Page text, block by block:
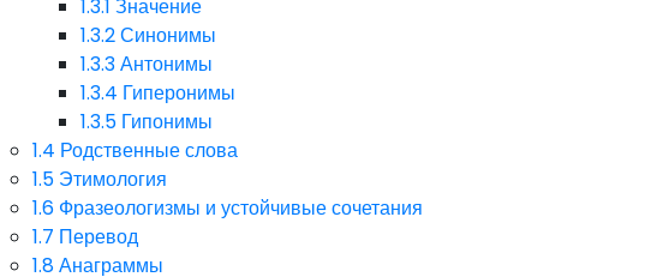
1.3.1 Значение
1.3.2Синонимы
1.3.3Антонимы
1.3.4 Гиперонимы
1.3.5 Гипонимы
1.4 Родственные слова
1.5 Этимология
1.6 Фразеологизмы и устойчивые сочетания
1.7 Перевод
1.8Анаграммы